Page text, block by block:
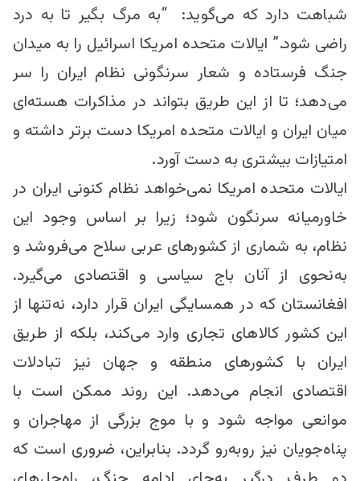
شباهت دارد که می‌گوید: “به مرگ بگیر تا به درد
راضی شود.” ایالات متحده امریکا اسرائیل را به میدان
جنگ فرستاده و شعار سرنگونی نظام ایران را سر
می‌دهد؛ تا از این طریق بتواند در مذاکرات هسته‌ای
میان ایران و ایالات متحده امریکا دست برتر داشته و
امتیازات بیشتری به دست آورد.
ایالات متحده امریکا نمی‌خواهد نظام کنونی ایران در
خاورمیانه سرنگون شود؛ زیرا بر اساس وجود این
نظام، به شماری از کشورهای عربی سلاح می‌فروشد و
به‌نحوی از آنان باج سیاسی و اقتصادی می‌گیرد.
افغانستان که در همسایگی ایران قرار دارد، نه‌تنها از
این کشور کالاهای تجاری وارد می‌کند، بلکه از طریق
ایران با کشورهای منطقه و جهان نیز تبادلات
اقتصادی انجام می‌دهد. این روند ممکن است با
موانعی مواجه شود و با موج بزرگی از مهاجران و
پناه‌جویان نیز روبه‌رو گردد. بنابراین، ضروری است که